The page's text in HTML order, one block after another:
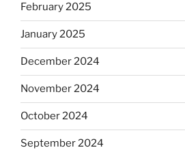
February 2025
January 2025
December 2024
November 2024
October 2024
September 2024